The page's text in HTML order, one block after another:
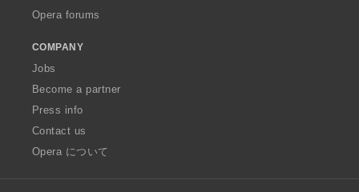
Opera forums
COMPANY
Jobs
Become a partner
Press info
Contact us
Opera について